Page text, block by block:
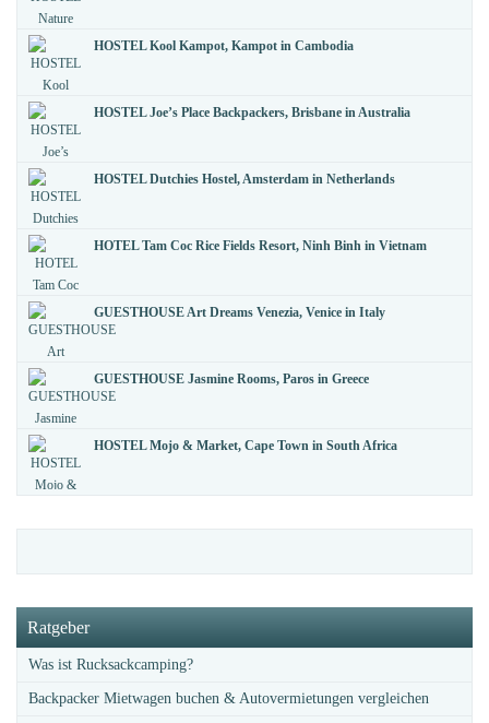
HOSTEL Kool Kampot, Kampot in Cambodia
HOSTEL Joe’s Place Backpackers, Brisbane in Australia
HOSTEL Dutchies Hostel, Amsterdam in Netherlands
HOTEL Tam Coc Rice Fields Resort, Ninh Binh in Vietnam
GUESTHOUSE Art Dreams Venezia, Venice in Italy
GUESTHOUSE Jasmine Rooms, Paros in Greece
HOSTEL Mojo & Market, Cape Town in South Africa
Ratgeber
Was ist Rucksackcamping?
Backpacker Mietwagen buchen & Autovermietungen vergleichen